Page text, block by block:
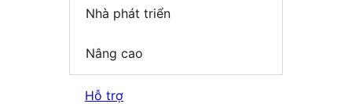
Nhà phát triển
Nâng cao
Hỗ trợ